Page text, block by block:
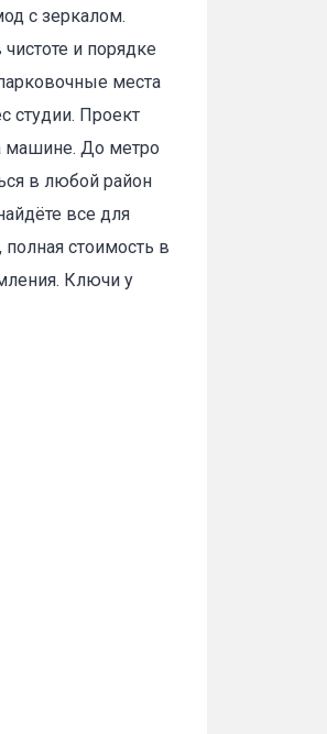
с зеркалом.
и порядке
места
студии. Проект
машине. До метро
в любой район
все для
стоимость в
Ключи у